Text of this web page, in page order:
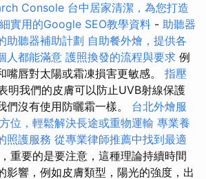
Console 台中居家清潔，為您打造
實用的Google SEO教學資料 - 助聽器
助聽器補助計劃 自助餐外燴，提供各
人都能滿意 護照換發的流程與要求 例
嘴唇對太陽或霜凍損害更敏感。 指壓
明我們的皮膚可以防止UVB射線保護
們沒有使用防曬霜一樣。 台北外燴服
位，輕鬆解決長途或重物運輸 專業養
照護服務 從專業律師推薦中找到最適
重要的是要注意，這種理論持續時間
影響，例如皮膚類型，陽光的強度，出